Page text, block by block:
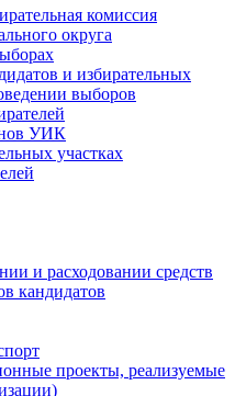
комиссия
округа
и избирательных
выборов
УИК
участках
и расходовании средств
кандидатов
проекты, реализуемые